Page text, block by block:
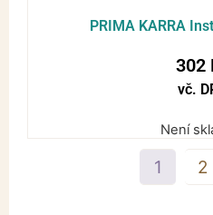
PRIMA KARRA
302
vč.
Není
1 2